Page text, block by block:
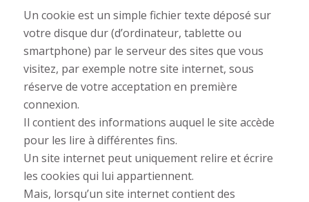
Un cookie est un simple fichier texte déposé sur
votre disque dur (d’ordinateur, tablette ou
smartphone) par le serveur des sites que vous
visitez, par exemple notre site internet, sous
réserve de votre acceptation en première
connexion.
Il contient des informations auquel le site accède
pour les lire à différentes fins.
Un site internet peut uniquement relire et écrire
les cookies qui lui appartiennent.
Mais, lorsqu’un site internet contient des